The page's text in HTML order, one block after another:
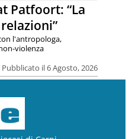
Patfoort: “La
Pubblicato il 6 Agosto, 2026
l'antropologa,
violenza